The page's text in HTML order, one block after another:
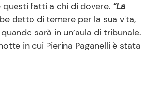
fatti a chi di dovere. “La
detto di temere per la sua vita,
sarà in un’aula di tribunale.
in cui Pierina Paganelli è stata